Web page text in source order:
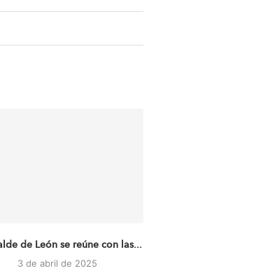
de León se reúne con las...
3 de abril de 2025